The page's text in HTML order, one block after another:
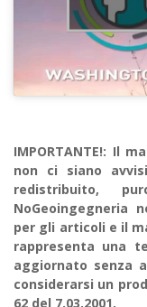
IMPORTANTE!: Il
non ci siano
redistribuito,
NoGeoingegneria
per gli articoli e il
rappresenta una
aggiornato senza
considerarsi un
62 del 7.03.2001.